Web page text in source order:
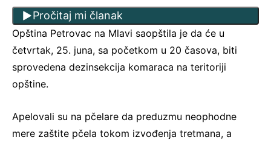
Pročitaj mi članak
Opština Petrovac na Mlavi saopštila je da će u
četvrtak, 25. juna, sa početkom u 20 časova, biti
sprovedena dezinsekcija komaraca na teritoriji
opštine.
Apelovali su na pčelare da preduzmu neophodne
mere zaštite pčela tokom izvođenja tretmana, a